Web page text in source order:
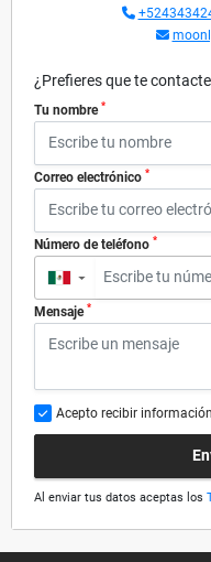
¿Prefieres que te
Tu nombre *
Correo electrónico *
Número de teléfono *
▼
Mensaje *
Acepto recibir
Al enviar tus datos aceptas los